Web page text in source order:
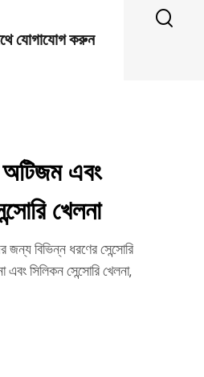
যোগাযোগ করুন
এবং
খেলনা
বিভিন্ন ধরণের সেন্সোরি
সিলিকন সেন্সোরি খেলনা,